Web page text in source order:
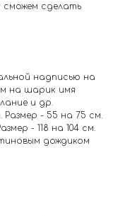
сделать
надписью на
на шарик имя
и др.
Размер - 55 на 75 см.
- 118 на 104 см.
дождиком